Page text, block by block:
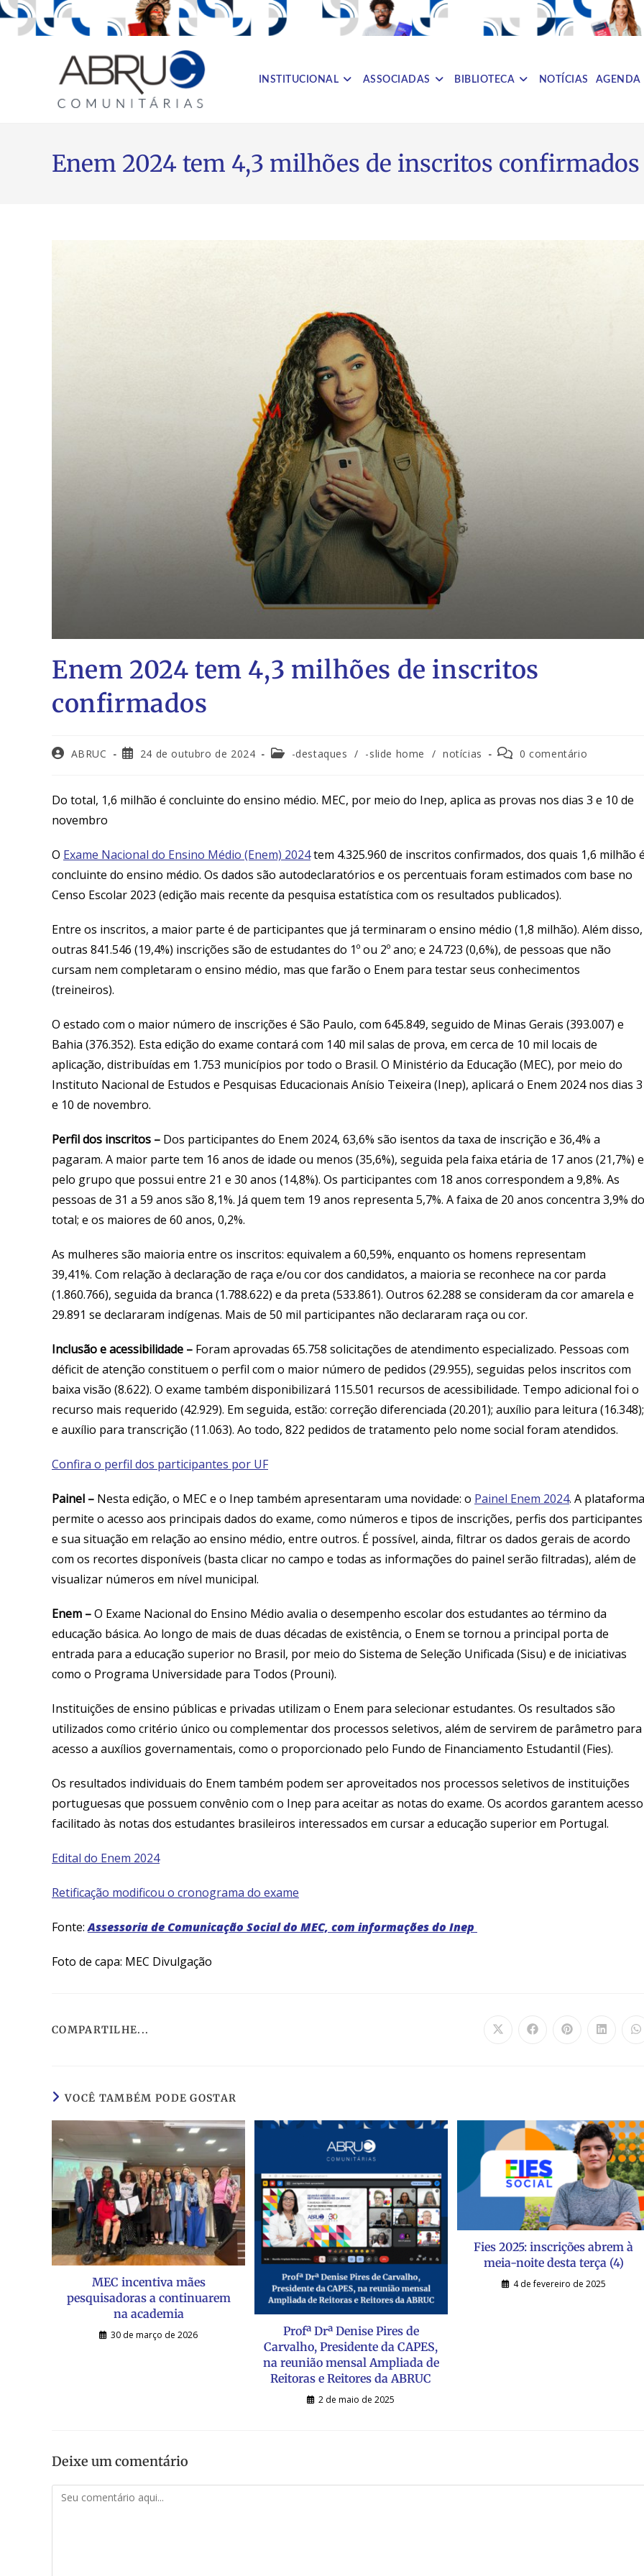
INSTITUCIONAL ASSOCIADAS BIBLIOTECA NOTÍCIAS AGENDA
Enem 2024 tem 4,3 milhões de inscritos confirmados
Enem 2024 tem 4,3 milhões de inscritos
confirmados
ABRUC 24 de outubro de 2024 -destaques / -slide home / notícias 0 comentário
Do total, 1,6 milhão é concluinte do ensino médio. MEC, por meio do Inep, aplica as provas nos dias 3 e 10 de
novembro
O Exame Nacional do Ensino Médio (Enem) 2024tem 4.325.960 de inscritos confirmados, dos quais 1,6 milhão
concluinte do ensino médio. Os dados são autodeclaratórios e os percentuais foram estimados com base no
Censo Escolar 2023 (edição mais recente da pesquisa estatística com os resultados publicados).
Entre os inscritos, a maior parte é de participantes que já terminaram o ensino médio (1,8 milhão). Além disso,
outras 841.546 (19,4%) inscrições são de estudantes do 1º ou 2º ano; e 24.723 (0,6%), de pessoas que não
cursam nem completaram o ensino médio, mas que farão o Enem para testar seus conhecimentos
(treineiros).
O estado com o maior número de inscrições é São Paulo, com 645.849, seguido de Minas Gerais (393.007) e
Bahia (376.352). Esta edição do exame contará com 140 mil salas de prova, em cerca de 10 mil locais de
aplicação, distribuídas em 1.753 municípios por todo o Brasil. O Ministério da Educação (MEC), por meio do
Instituto Nacional de Estudos e Pesquisas Educacionais Anísio Teixeira (Inep), aplicará o Enem 2024 nos dias 3
e 10 de novembro.
Perfil dos inscritos – Dos participantes do Enem 2024, 63,6% são isentos da taxa de inscrição e 36,4% a
pagaram. A maior parte tem 16 anos de idade ou menos (35,6%), seguida pela faixa etária de 17 anos (21,7%) e
pelo grupo que possui entre 21 e 30 anos (14,8%). Os participantes com 18 anos correspondem a 9,8%. As
pessoas de 31 a 59 anos são 8,1%. Já quem tem 19 anos representa 5,7%. A faixa de 20 anos concentra 3,9% do
total; e os maiores de 60 anos, 0,2%.
As mulheres são maioria entre os inscritos: equivalem a 60,59%, enquanto os homens representam
39,41%. Com relação à declaração de raça e/ou cor dos candidatos, a maioria se reconhece na cor parda
(1.860.766), seguida da branca (1.788.622) e da preta (533.861). Outros 62.288 se consideram da cor amarela e
29.891 se declararam indígenas. Mais de 50 mil participantes não declararam raça ou cor.
Inclusão e acessibilidade – Foram aprovadas 65.758 solicitações de atendimento especializado. Pessoas com
déficit de atenção constituem o perfil com o maior número de pedidos (29.955), seguidas pelos inscritos com
baixa visão (8.622). O exame também disponibilizará 115.501 recursos de acessibilidade. Tempo adicional foi o
recurso mais requerido (42.929). Em seguida, estão: correção diferenciada (20.201); auxílio para leitura (16.348);
e auxílio para transcrição (11.063). Ao todo, 822 pedidos de tratamento pelo nome social foram atendidos.
Confira o perfil dos participantes por UF
Painel – Nesta edição, o MEC e o Inep também apresentaram uma novidade: o Painel Enem 2024. A plataforma
permite o acesso aos principais dados do exame, como números e tipos de inscrições, perfis dos participantes
e sua situação em relação ao ensino médio, entre outros. É possível, ainda, filtrar os dados gerais de acordo
com os recortes disponíveis (basta clicar no campo e todas as informações do painel serão filtradas), além de
visualizar números em nível municipal.
Enem –O Exame Nacional do Ensino Médio avalia o desempenho escolar dos estudantes ao término da
educação básica. Ao longo de mais de duas décadas de existência, o Enem se tornou a principal porta de
entrada para a educação superior no Brasil, por meio do Sistema de Seleção Unificada (Sisu) e de iniciativas
como o Programa Universidade para Todos (Prouni).
Instituições de ensino públicas e privadas utilizam o Enem para selecionar estudantes. Os resultados são
utilizados como critério único ou complementar dos processos seletivos, além de servirem de parâmetro para
acesso a auxílios governamentais, como o proporcionado pelo Fundo de Financiamento Estudantil (Fies).
Os resultados individuais do Enem também podem ser aproveitados nos processos seletivos de instituições
portuguesas que possuem convênio com o Inep para aceitar as notas do exame. Os acordos garantem acesso
facilitado às notas dos estudantes brasileiros interessados em cursar a educação superior em Portugal.
Edital do Enem 2024
Retificação modificou o cronograma do exame
Fonte:Assessoria de Comunicação Social do MEC, com informações do Inep
Foto de capa: MEC Divulgação
COMPARTILHE...
VOCÊ TAMBÉM PODE GOSTAR
MEC incentiva mães
pesquisadoras a continuarem
na academia
30 de março de 2026
Profª Drª Denise Pires de
Carvalho, Presidente da CAPES,
na reunião mensal Ampliada de
Reitoras e Reitores da ABRUC
2 de maio de 2025
Fies 2025: inscrições abrem à
meia-noite desta terça (4)
4 de fevereiro de 2025
Deixe um comentário